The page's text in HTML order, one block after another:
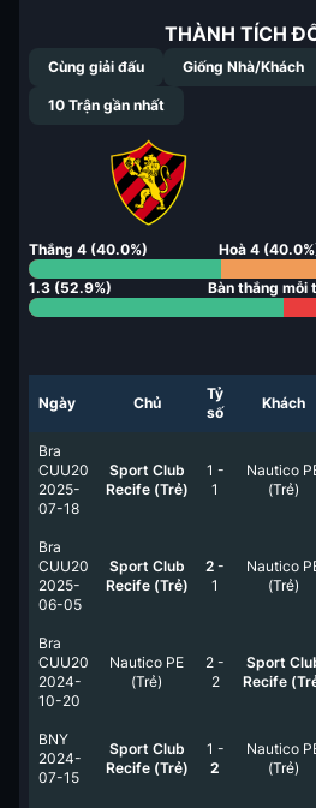
THÀNH TÍCH
Cùng giải đấu Giống Nhà/Khách
10 Trận gần nhất
Thắng 4 (40.0%) Hoà 4(40.0
1.3 (52.9%) Bàn thắng mỗi
Ngày Chủ
Tỷ
số
Khách
Bra
CUU20
2025-
07-18
Sport Club
Recife (Trẻ)
1 -
1
Nautico
(Trẻ)
Bra
CUU20
2025-
06-05
Sport Club
Recife (Trẻ)
2 -
1
Nautico
(Trẻ)
Bra
CUU20
2024-
10-20
Nautico PE
(Trẻ)
2 -
2
Sport
Recife
BNY
2024-
07-15
Sport Club
Recife (Trẻ)
1 -
2
Nautico
(Trẻ)